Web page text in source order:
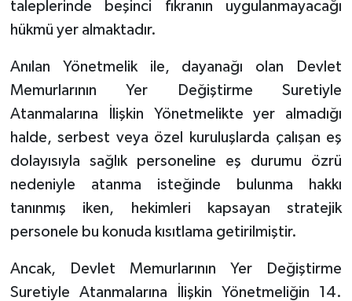
taleplerinde beşinci fıkranın uygulanmayacağı
hükmü yer almaktadır.
Anılan Yönetmelik ile, dayanağı olan Devlet
Memurlarının Yer Değiştirme Suretiyle
Atanmalarına İlişkin Yönetmelikte yer almadığı
halde, serbest veya özel kuruluşlarda çalışan eş
dolayısıyla sağlık personeline eş durumu özrü
nedeniyle atanma isteğinde bulunma hakkı
tanınmış iken, hekimleri kapsayan stratejik
personele bu konuda kısıtlama getirilmiştir.
Ancak, Devlet Memurlarının Yer Değiştirme
Suretiyle Atanmalarına İlişkin Yönetmeliğin 14.